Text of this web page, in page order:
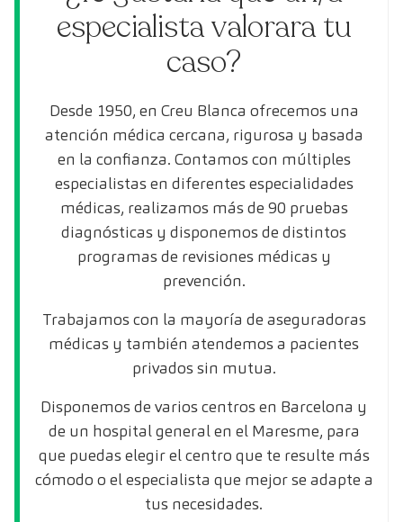
especialista valorara tu
caso?
Desde 1950, en Creu Blanca ofrecemos una
atención médica cercana, rigurosa y basada
en la confianza. Contamos con múltiples
especialistas en diferentes especialidades
médicas, realizamos más de 90 pruebas
diagnósticas y disponemos de distintos
programas de revisiones médicas y
prevención.
Trabajamos con la mayoría de aseguradoras
médicas y también atendemos a pacientes
privados sin mutua.
Disponemos de varios centros en Barcelona y
de un hospital general en el Maresme, para
que puedas elegir el centro que te resulte más
cómodo o el especialista que mejor se adapte a
tus necesidades.